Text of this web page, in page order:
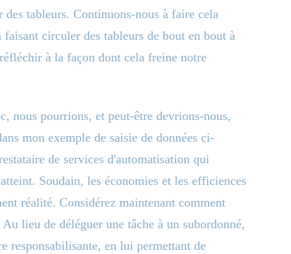
tableurs. Continuons-nous à faire cela
circuler des tableurs de bout en bout à
à la façon dont cela freine notre
nous pourrions, et peut-être devrions-nous,
mon exemple de saisie de données ci-
de services d'automatisation qui
Soudain, les économies et les efficiences
réalité. Considérez maintenant comment
lieu de déléguer une tâche à un subordonné,
responsabilisante, en lui permettant de